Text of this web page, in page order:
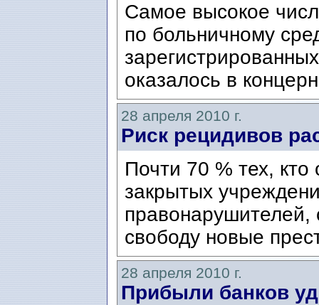
Самое высокое
по больничному
оказалось в
28 апреля 2010 г.
Риск рецидивов
Почти 70 % тех,
закрытых
свободу новые
28 апреля 2010 г.
Прибыли банков